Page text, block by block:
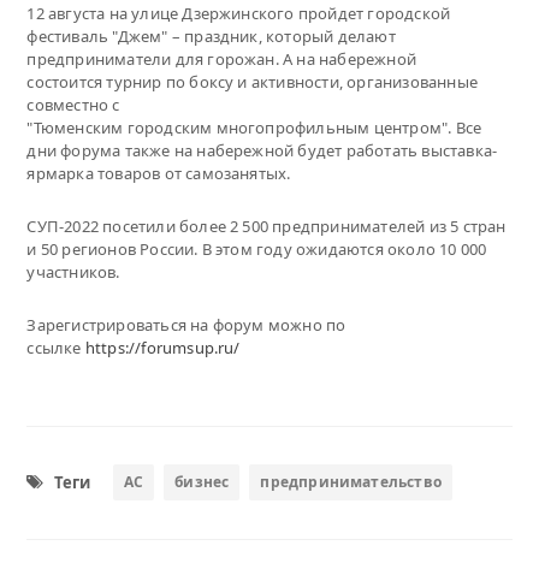
12 августа на улице Дзержинского пройдет городской
фестиваль "Джем" – праздник, который делают
предприниматели для горожан. А на набережной
состоится турнир по боксу и активности, организованные
совместно с
"Тюменским городским многопрофильным центром". Все
дни форума также на набережной будет работать выставка-
ярмарка товаров от самозанятых.
СУП-2022 посетили более 2 500 предпринимателей из 5 стран
и 50 регионов России. В этом году ожидаются около 10 000
участников.
Зарегистрироваться на форум можно по
ссылке https://forumsup.ru/
Теги АС бизнес предпринимательство